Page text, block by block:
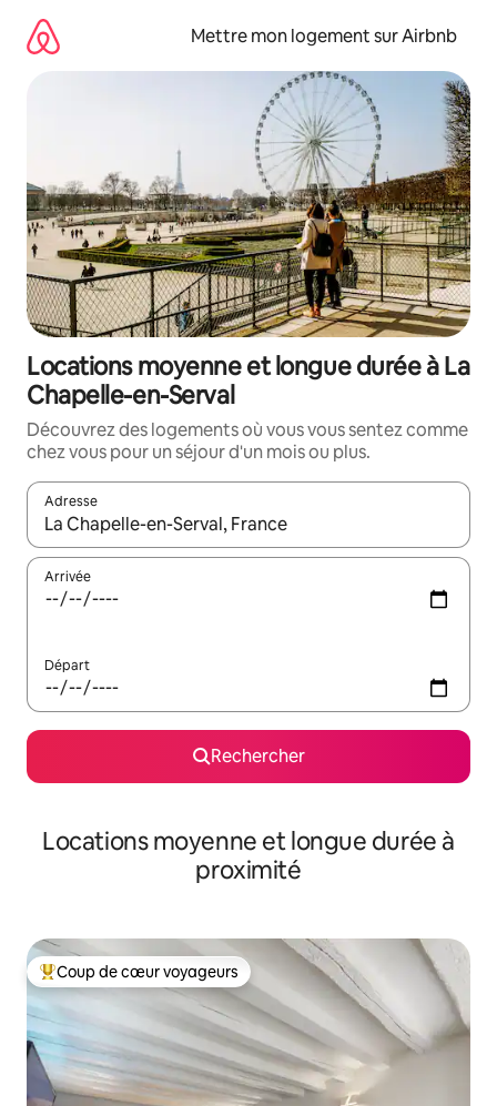
directement
Mettre mon logement sur Airbnb
Locations moyenne et longue durée à La
Chapelle-en-Serval
Découvrez des logements où vous vous sentez comme
chez vous pour un séjour d'un mois ou plus.
Adresse
Lorsque les résultats s'affichent, utilisez les flèches vers le
Arrivée
Départ
Rechercher
Locations moyenne et longue durée à
proximité
Coups de cœur voyageurs les plus appréciés
Coup de cœur voyageurs